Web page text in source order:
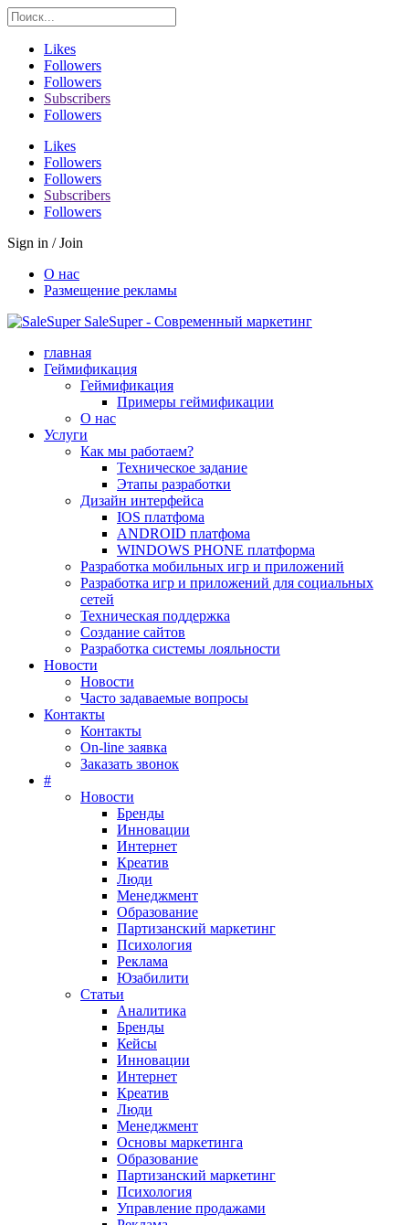
Likes
Followers
Followers
Subscribers
Followers
Likes
Followers
Followers
Subscribers
Followers
Sign in / Join
О нас
Размещение рекламы
SaleSuper - Современный маркетинг
главная
Геймификация
Геймификация
Примеры геймификации
О нас
Услуги
Как мы работаем?
Техническое задание
Этапы разработки
Дизайн интерфейса
IOS платфома
ANDROID платфома
WINDOWS PHONE платформа
Разработка мобильных игр и приложений
Разработка игр и приложений для социальных
сетей
Техническая поддержка
Создание сайтов
Разработка системы лояльности
Новости
Новости
Часто задаваемые вопросы
Контакты
Контакты
On-line заявка
Заказать звонок
#
Новости
Бренды
Инновации
Интернет
Креатив
Люди
Менеджмент
Образование
Партизанский маркетинг
Психология
Реклама
Юзабилити
Статьи
Аналитика
Бренды
Кейсы
Инновации
Интернет
Креатив
Люди
Менеджмент
Основы маркетинга
Образование
Партизанский маркетинг
Психология
Управление продажами